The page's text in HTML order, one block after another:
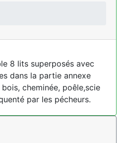
8 lits superposés avec
dans la partie annexe
cheminée, poêle,scie
par les pécheurs.